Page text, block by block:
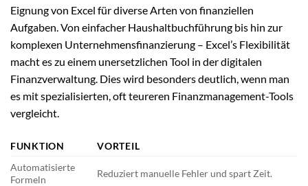
Eignung von Excel für diverse Arten von finanziellen
Aufgaben. Von einfacher Haushaltbuchführung bis hin zur
komplexen Unternehmensfinanzierung – Excel’s Flexibilität
macht es zu einem unersetzlichen Tool in der digitalen
Finanzverwaltung. Dies wird besonders deutlich, wenn man
es mit spezialisierten, oft teureren Finanzmanagement-Tools
vergleicht.
FUNKTION
VORTEIL
Automatisierte
Formeln
Reduziert manuelle Fehler und spart Zeit.